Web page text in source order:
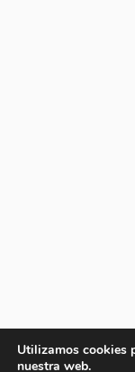
Utilizamos cookies
nuestra web.